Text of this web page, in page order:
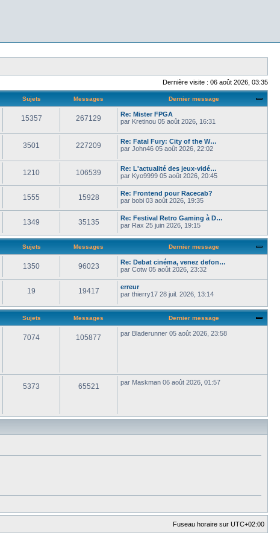
Dernière visite : 06 août 2026, 03:35
Sujets Messages Dernier message
15357 267129
Re: Mister FPGA
par Kretinou 05 août 2026, 16:31
3501 227209
Re: Fatal Fury: City of the W…
par John46 05 août 2026, 22:02
1210 106539
Re: L'actualité des jeux-vidé…
par Kyo9999 05 août 2026, 20:45
1555 15928
Re: Frontend pour Racecab?
par bobi 03 août 2026, 19:35
1349 35135
Re: Festival Retro Gaming à D…
par Rax 25 juin 2026, 19:15
Sujets Messages Dernier message
1350 96023
Re: Debat cinéma, venez defon…
par Cotw 05 août 2026, 23:32
19 19417
erreur
par thierry17 28 juil. 2026, 13:14
Sujets Messages Dernier message
7074 105877 par Bladerunner 05 août 2026, 23:58
5373 65521 par Maskman 06 août 2026, 01:57
Fuseau horaire sur UTC+02:00